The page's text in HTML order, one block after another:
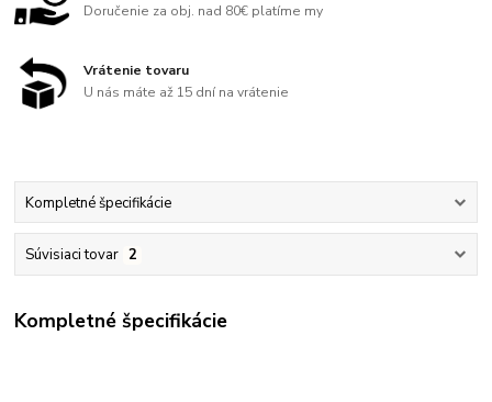
Doručenie za obj. nad 80€ platíme my
Vrátenie tovaru
U nás máte až 15 dní na vrátenie
Kompletné špecifikácie
Súvisiaci tovar 2
Kompletné špecifikácie